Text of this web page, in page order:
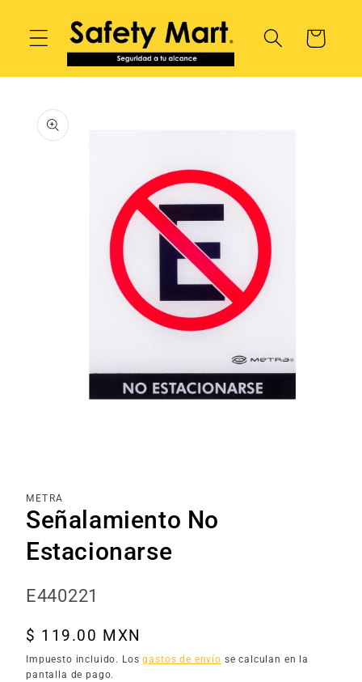
directamente
al contenido
Carrito
Ir
información
una
ventana
modal
METRA
Señalamiento No
Estacionarse
SKU:
E440221
Precio
habitual
$ 119.00 MXN
Impuesto incluido. Losgastos de envío se calculan en la
pantalla de pago.